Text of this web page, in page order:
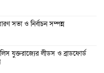
সভা ও নির্বাচন সম্পন্ন
যুক্তরাজ্যের লীডস ও ব্রাডফোর্ড